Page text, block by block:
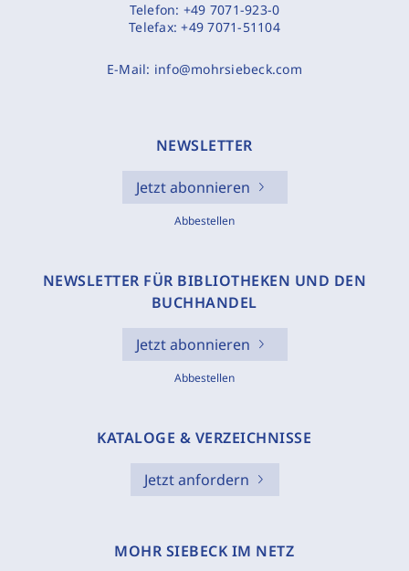
Telefon: +49 7071-923-0
Telefax:+49 7071-51104
E-Mail: info@mohrsiebeck.com
NEWSLETTER
Jetzt abonnieren
Abbestellen
NEWSLETTER FÜR BIBLIOTHEKEN UND DEN
BUCHHANDEL
Jetzt abonnieren
Abbestellen
KATALOGE & VERZEICHNISSE
Jetzt anfordern
MOHR SIEBECK IM NETZ